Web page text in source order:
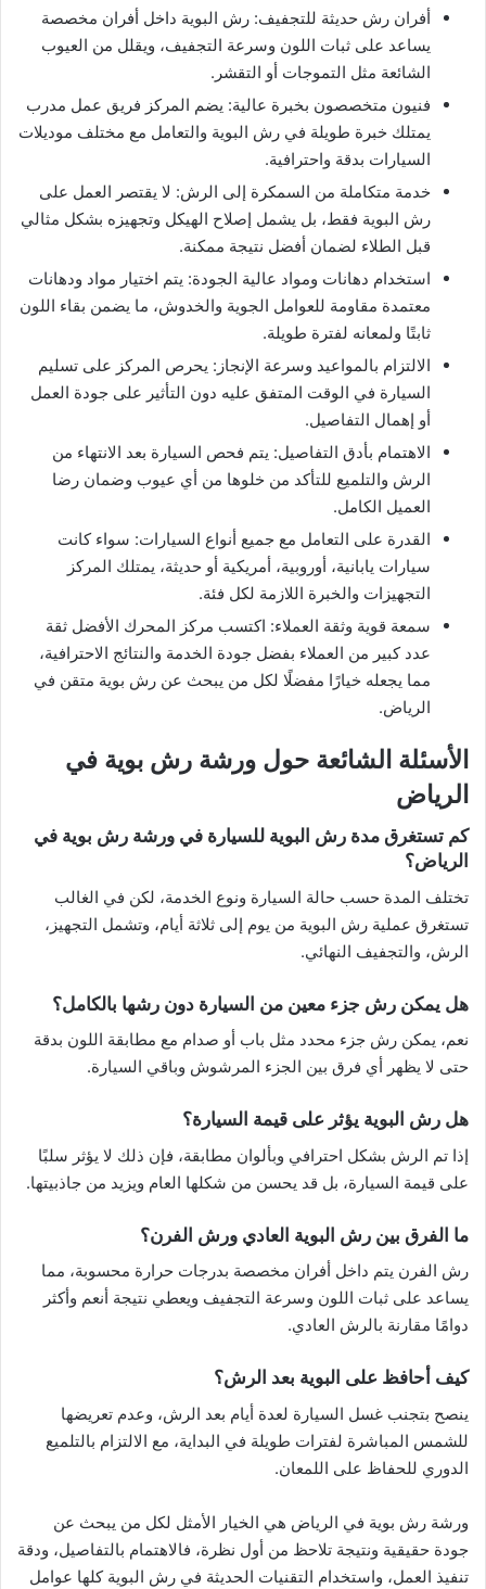
أفران رش حديثة للتجفيف: رش البوية داخل أفران مخصصة
يساعد على ثبات اللون وسرعة التجفيف، ويقلل من العيوب
الشائعة مثل التموجات أو التقشر.
فنيون متخصصون بخبرة عالية: يضم المركز فريق عمل مدرب
يمتلك خبرة طويلة في رش البوية والتعامل مع مختلف موديلات
السيارات بدقة واحترافية.
خدمة متكاملة من السمكرة إلى الرش: لا يقتصر العمل على
رش البوية فقط، بل يشمل إصلاح الهيكل وتجهيزه بشكل مثالي
قبل الطلاء لضمان أفضل نتيجة ممكنة.
استخدام دهانات ومواد عالية الجودة: يتم اختيار مواد ودهانات
معتمدة مقاومة للعوامل الجوية والخدوش، ما يضمن بقاء اللون
ثابتًا ولمعانه لفترة طويلة.
الالتزام بالمواعيد وسرعة الإنجاز: يحرص المركز على تسليم
السيارة في الوقت المتفق عليه دون التأثير على جودة العمل
أو إهمال التفاصيل.
الاهتمام بأدق التفاصيل: يتم فحص السيارة بعد الانتهاء من
الرش والتلميع للتأكد من خلوها من أي عيوب وضمان رضا
العميل الكامل.
القدرة على التعامل مع جميع أنواع السيارات: سواء كانت
سيارات يابانية، أوروبية، أمريكية أو حديثة، يمتلك المركز
التجهيزات والخبرة اللازمة لكل فئة.
سمعة قوية وثقة العملاء: اكتسب مركز المحرك الأفضل ثقة
عدد كبير من العملاء بفضل جودة الخدمة والنتائج الاحترافية،
مما يجعله خيارًا مفضلًا لكل من يبحث عن رش بوية متقن في
الرياض.
الأسئلة الشائعة حول ورشة رش بوية في
الرياض
كم تستغرق مدة رش البوية للسيارة في ورشة رش بوية في
الرياض؟
تختلف المدة حسب حالة السيارة ونوع الخدمة، لكن في الغالب
تستغرق عملية رش البوية من يوم إلى ثلاثة أيام، وتشمل التجهيز،
الرش، والتجفيف النهائي.
هل يمكن رش جزء معين من السيارة دون رشها بالكامل؟
نعم، يمكن رش جزء محدد مثل باب أو صدام مع مطابقة اللون بدقة
حتى لا يظهر أي فرق بين الجزء المرشوش وباقي السيارة.
هل رش البوية يؤثر على قيمة السيارة؟
إذا تم الرش بشكل احترافي وبألوان مطابقة، فإن ذلك لا يؤثر سلبًا
على قيمة السيارة، بل قد يحسن من شكلها العام ويزيد من جاذبيتها.
ما الفرق بين رش البوية العادي ورش الفرن؟
رش الفرن يتم داخل أفران مخصصة بدرجات حرارة محسوبة، مما
يساعد على ثبات اللون وسرعة التجفيف ويعطي نتيجة أنعم وأكثر
دوامًا مقارنة بالرش العادي.
كيف أحافظ على البوية بعد الرش؟
ينصح بتجنب غسل السيارة لعدة أيام بعد الرش، وعدم تعريضها
للشمس المباشرة لفترات طويلة في البداية، مع الالتزام بالتلميع
الدوري للحفاظ على اللمعان.
ورشة رش بوية في الرياض هي الخيار الأمثل لكل من يبحث عن
جودة حقيقية ونتيجة تلاحظ من أول نظرة، فالاهتمام بالتفاصيل، ودقة
تنفيذ العمل، واستخدام التقنيات الحديثة في رش البوية كلها عوامل